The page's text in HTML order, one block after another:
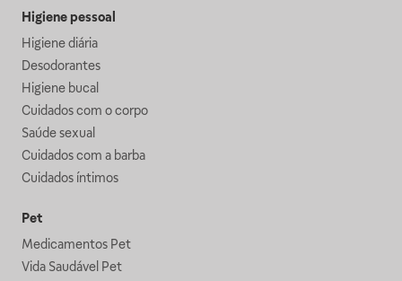
Higiene pessoal
Higiene diária
Desodorantes
Higiene bucal
Cuidados com o corpo
Saúde sexual
Cuidados com a barba
Cuidados íntimos
Pet
Medicamentos Pet
Vida Saudável Pet